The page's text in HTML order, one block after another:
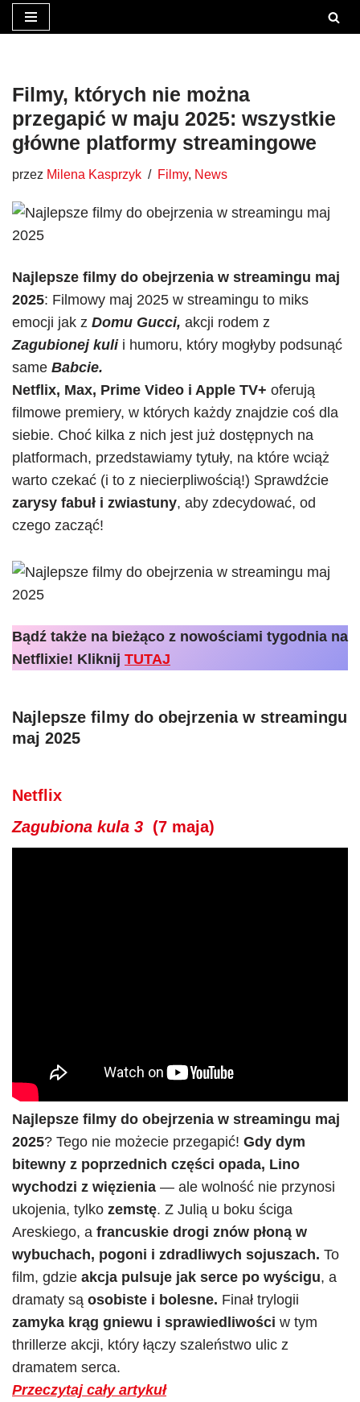
treści
Filmy, których nie można
przegapić w maju 2025: wszystkie
główne platformy streamingowe
przez Milena Kasprzyk Filmy, News
Najlepsze filmy do obejrzenia w streamingu maj
2025: Filmowy maj 2025 w streamingu to miks
emocji jak z Domu Gucci, akcji rodem z
Zagubionej kulii humoru, który mogłyby podsunąć
same Babcie.
Netflix, Max, Prime Video i Apple TV+ oferują
filmowe premiery, w których każdy znajdzie coś dla
siebie. Choć kilka z nich jest już dostępnych na
platformach, przedstawiamy tytuły, na które wciąż
warto czekać (i to z niecierpliwością!) Sprawdźcie
zarysy fabuł i zwiastuny, aby zdecydować, od
czego zacząć!
Bądź także na bieżąco z nowościami tygodnia na
Netflixie! Kliknij TUTAJ
Najlepsze filmy do obejrzenia w streamingu
maj 2025
Netflix
Zagubiona kula 3 (7 maja)
Najlepsze filmy do obejrzenia w streamingu maj
2025? Tego nie możecie przegapić! Gdy dym
bitewny z poprzednich części opada, Lino
wychodzi z więzienia — ale wolność nie przynosi
ukojenia, tylko zemstę. Z Julią u boku ściga
Areskiego, a francuskie drogi znów płoną w
wybuchach, pogoni i zdradliwych sojuszach. To
film, gdzie akcja pulsuje jak serce po wyścigu, a
dramaty są osobiste i bolesne. Finał trylogii
zamyka krąg gniewu i sprawiedliwości w tym
thrillerze akcji, który łączy szaleństwo ulic z
dramatem serca.
Przeczytaj cały artykuł